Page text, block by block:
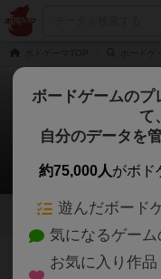
13店の
4 1
雅々（がが）で遊ぶことが
店登録されています。公開
ボードゲームのプ
て、
自分のデータを
約75,000人がボド
遊んだボード
気になるゲー
お気に入り作